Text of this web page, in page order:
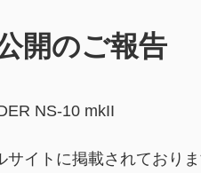
開のご報告
NS-10 mkII
イトに掲載されておりま